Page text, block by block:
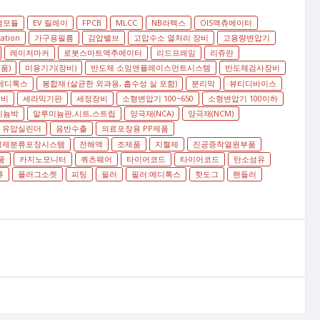
모듈 EV 릴레이 FPCB MLCC NB라텍스
OIS액츄에이터
가구용필름 감압밸브 고압수소 열처리 장비
고용량변압기
레이저마커 로봇스마트액추에이터 리드프레임
리쥬란
) 미용기기(장비) 반도체 소잉앤플레이스먼트시스템
반도체검사장비
디톡스 봉합재 (살균한 외과용, 흡수성 실 포함) 분리막
뷰티디바이스
세라믹기판 세정장비 소형변압기 100~650
소형변압기 100이하
늄박 알루미늄판,시트,스트립 양극재(NCA)
양극재(NCM)
유압실린더 음반수출
의료포장용 PP제품
제분류포장시스템 전해액 조제품 지혈제
진공증착열원부품
카지노모니터 쿼츠웨어 타이어코드 타이어코드
탄소섬유
플러그소켓 피팅 필러 필러:메디톡스 핫도그
핸들러